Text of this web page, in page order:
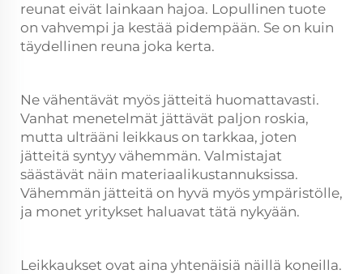
reunat eivät lainkaan hajoa. Lopullinen tuote
on vahvempi ja kestää pidempään. Se on kuin
täydellinen reuna joka kerta.
Ne vähentävät myös jätteitä huomattavasti.
Vanhat menetelmät jättävät paljon roskia,
mutta ulträäni leikkaus on tarkkaa, joten
jätteitä syntyy vähemmän. Valmistajat
säästävät näin materiaalikustannuksissa.
Vähemmän jätteitä on hyvä myös ympäristölle,
ja monet yritykset haluavat tätä nykyään.
Leikkaukset ovat aina yhtenäisiä näillä koneilla.